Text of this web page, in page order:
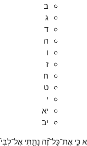
ב
ג
ד
ה
ו
ז
ח
ט
י
יא
יב
אכִּ֣י אֶת־כָּל־זֶ֞ה נָתַ֤תִּי אֶל־לִבִּי֙